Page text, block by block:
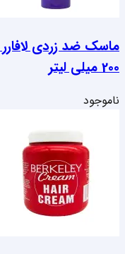
ماسک ضد زردی
200 میلی لیتر
ناموجود